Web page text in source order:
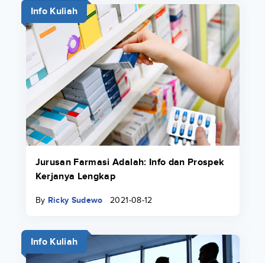
Info Kuliah
Jurusan Farmasi Adalah: Info dan Prospek
Kerjanya Lengkap
By Ricky Sudewo 2021-08-12
Info Kuliah